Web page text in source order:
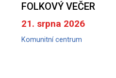
FOLKOVÝ VEČER
21. srpna 2026
Komunitní centrum